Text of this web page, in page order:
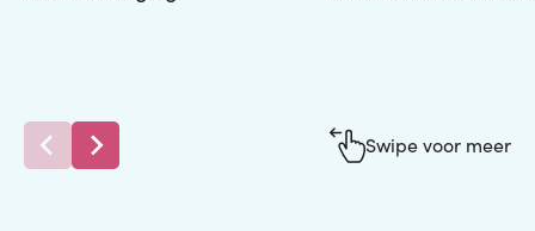
Swipe voor meer